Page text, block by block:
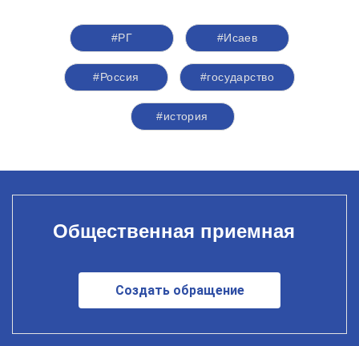
#РГ #Исаев
#Россия #государство
#история
Общественная приемная
Создать обращение